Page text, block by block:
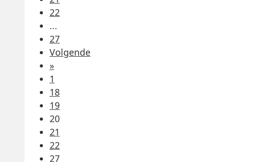
22
...
27
Volgende
»
1
18
19
20
21
22
27